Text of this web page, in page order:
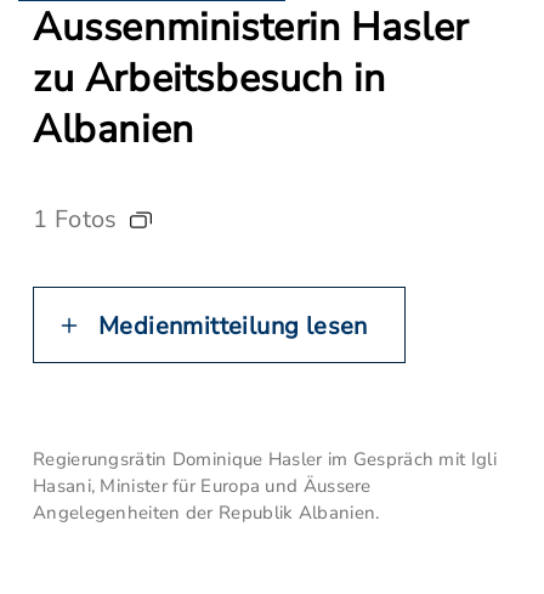
Aussenministerin Hasler
zu Arbeitsbesuch in
Albanien
1 Fotos
Medienmitteilung lesen
Regierungsrätin Dominique Hasler im Gespräch mit Igli
Hasani, Minister für Europa und Äussere
Angelegenheiten der Republik Albanien.